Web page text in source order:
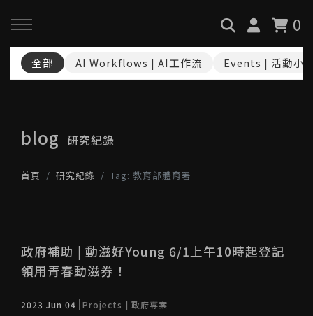
0
回主選單
最新消息
執行實績
回主選單
AiGC學院
回主選單
小型人力提升計畫申請
止)
全部 AI Workflows | AI工作流 Events | 活動小
blog 研究紀錄
首頁 研究紀錄 Tag: 教育部體育署
政府補助 | 動滋好Young 6/1上午10時起登記
領用青春動滋券！
2023 Jun 04 Projects | 政府專案